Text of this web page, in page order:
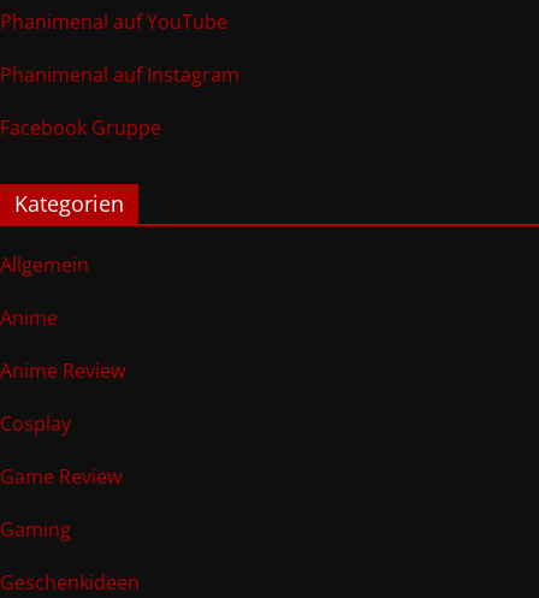
Phanimenal auf YouTube
Phanimenal auf Instagram
Facebook Gruppe
Kategorien
Allgemein
Anime
Anime Review
Cosplay
Game Review
Gaming
Geschenkideen